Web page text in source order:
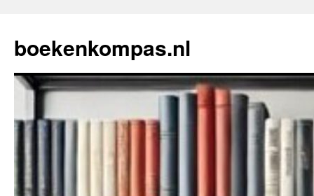
de
inhoud
boekenkompas.nl